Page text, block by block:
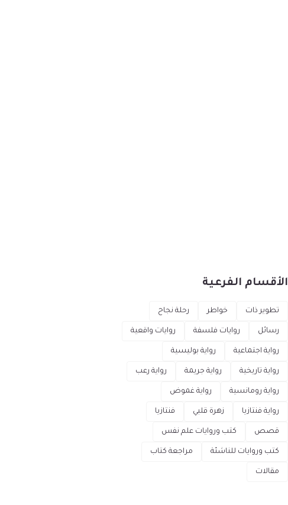
الأقسام الفرعية
تطوير ذات خواطر رحلة نجاح
رسائل روايات فلسفة روايات واقعية
رواية اجتماعية رواية بوليسية
رواية تاريخية رواية جريمة رواية رعب
رواية رومانسية رواية غموض
رواية فنتازيا زهرة قلبي فنتازيا
قصص كتب وروايات علم نفس
كتب وروايات للناشئة مراجعة كتاب
مقالات